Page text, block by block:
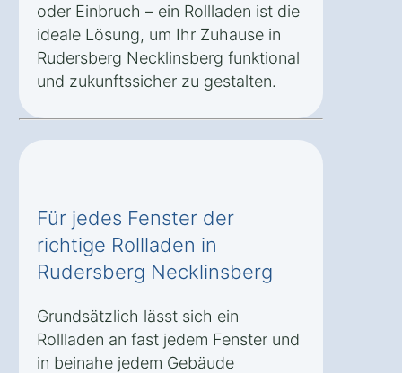
oder Einbruch – ein Rollladen ist die
ideale Lösung, um Ihr Zuhause in
Rudersberg Necklinsberg funktional
und zukunftssicher zu gestalten.
Für jedes Fenster der
richtige Rollladen in
Rudersberg Necklinsberg
Grundsätzlich lässt sich ein
Rollladen an fast jedem Fenster und
in beinahe jedem Gebäude